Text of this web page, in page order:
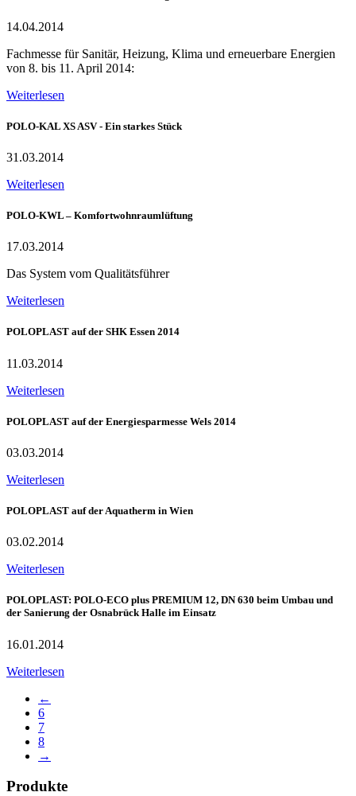
14.04.2014
Fachmesse für Sanitär, Heizung, Klima und erneuerbare Energien
von 8. bis 11. April 2014:
Weiterlesen
POLO-KAL XS ASV - Ein starkes Stück
31.03.2014
Weiterlesen
POLO-KWL – Komfortwohnraumlüftung
17.03.2014
Das System vom Qualitätsführer
Weiterlesen
POLOPLAST auf der SHK Essen 2014
11.03.2014
Weiterlesen
POLOPLAST auf der Energiesparmesse Wels 2014
03.03.2014
Weiterlesen
POLOPLAST auf der Aquatherm in Wien
03.02.2014
Weiterlesen
POLOPLAST: POLO-ECO plus PREMIUM 12, DN 630 beim Umbau und
der Sanierung der Osnabrück Halle im Einsatz
16.01.2014
Weiterlesen
←
6
7
8
→
Produkte